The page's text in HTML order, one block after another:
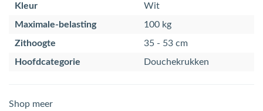
Kleur
Wit
Maximale-belasting
100 kg
Zithoogte
35 - 53 cm
Hoofdcategorie
Douchekrukken
Shop meer